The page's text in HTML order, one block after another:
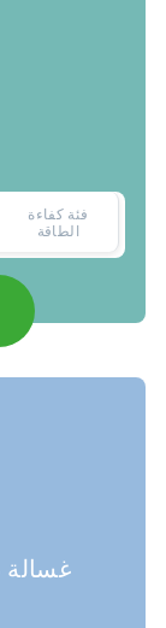
فئة كفاءة
الطاقة